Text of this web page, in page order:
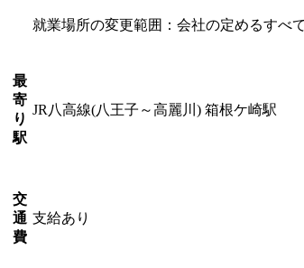
就業場所の変更範囲：会社の定めるすべ
最
寄
り
駅
JR八高線(八王子～高麗川) 箱根ケ崎駅
交
通
費
支給あり